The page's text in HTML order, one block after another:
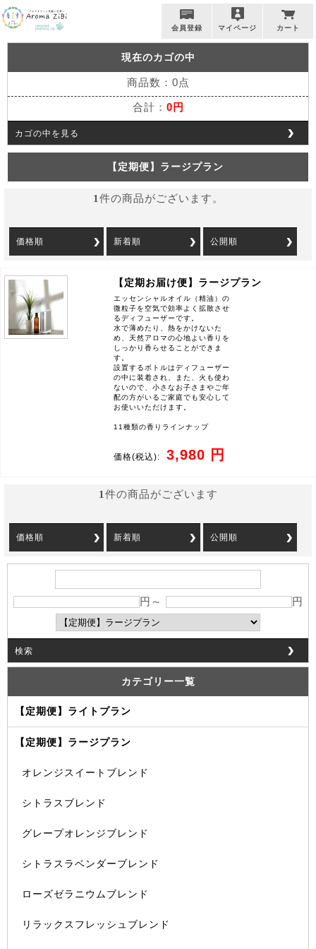
会員登録 マイページ カート
現在のカゴの中
商品数：0点
合計： 0円
カゴの中を見る
【定期便】ラージプラン
1 件の商品がございます。
価格順 新着順 公開順
【定期お届け便】ラージプラン
エッセンシャルオイル（精油）の
微粒子を空気で効率よく拡散させ
るディフューザーです。
水で薄めたり、熱をかけないた
め、天然アロマの心地よい香りを
しっかり香らせることができま
す。
設置するボトルはディフューザー
の中に装着され、また、火も使わ
ないので、小さなお子さまやご年
配の方がいるご家庭でも安心して
お使いいただけます。
11種類の香りラインナップ
価格(税込): 3,980 円
1 件の商品がございます
価格順 新着順 公開順
円～ 円
検索
カテゴリー一覧
【定期便】ライトプラン
【定期便】ラージプラン
オレンジスイートブレンド
シトラスブレンド
グレープオレンジブレンド
シトラスラベンダーブレンド
ローズゼラニウムブレンド
リラックスフレッシュブレンド